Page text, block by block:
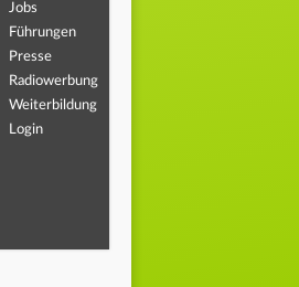
Jobs
Führungen
Presse
Radiowerbung
Weiterbildung
Login